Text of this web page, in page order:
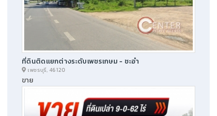
ที่ดินติดแยกต่างระดับเพชรเกษม - ชะอำ
เพชรบุรี, 46120
ขาย